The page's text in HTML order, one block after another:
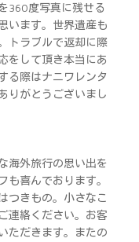
360度写真に残せる
います。世界遺産も
トラブルで返却に際
をして頂き本当にあ
る際はナニワレンタ
りがとうございまし
海外旅行の思い出を
も喜んでおります。
つきもの。小さなこ
連絡ください。お客
ただきます。またの